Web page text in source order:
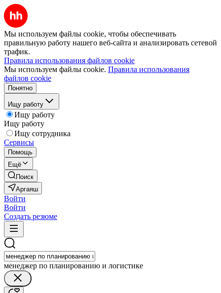
Мы используем файлы cookie, чтобы обеспечивать
правильную работу нашего веб-сайта и анализировать сетевой
трафик.
Правила использования файлов cookie
Мы используем файлы cookie. Правила использования
файлов cookie
Понятно
Ищу работу
Ищу работу
Ищу работу
Ищу сотрудника
Сервисы
Помощь
Ещё
Поиск
Аргаяш
Войти
Войти
Создать резюме
менеджер по планированию и логистике